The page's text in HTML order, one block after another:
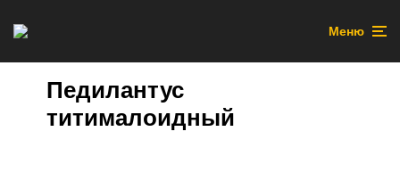
Меню
Педилантус
титималоидный